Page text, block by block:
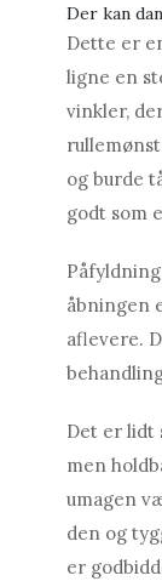
Der kan
Dette er
ligne en
vinkler,
og burde
godt som
åbningen
aflevere.
Det er lidt
men
umagen
den og
er